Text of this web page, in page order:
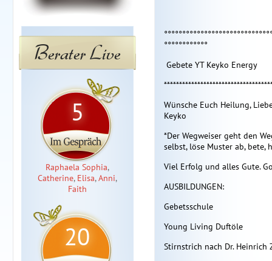
Berater Live
5
Raphaela Sophia,
Catherine, Elisa,Anni,
Faith
20
°°°°°°°°°°°°
Gebete YT Keyko Energy
Wünsche Euch Heilung,
Keyko
*Der Wegweiser geht den
selbst, löse Muster ab,
Viel Erfolg und alles Gute.
AUSBILDUNGEN:
Gebetsschule
Young Living Duftöle
Stirnstrich nach Dr. Heinrich